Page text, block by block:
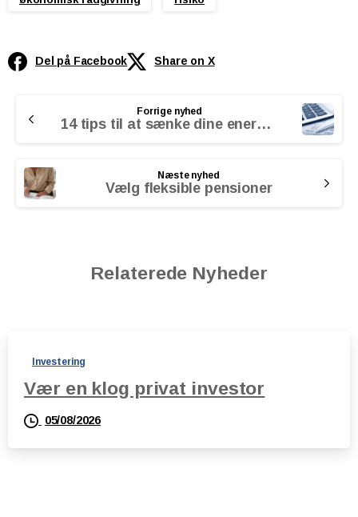
Del på Facebook Share on X
Reading
Forrige nyhed
14 tips til at sænke dine energiudgifter
Næste nyhed
Vælg fleksible pensioner
Relaterede Nyheder
Investering
Vær en klog privat investor
05/08/2026